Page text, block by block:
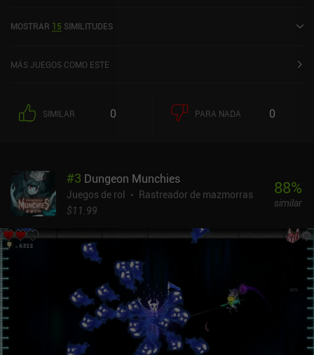
valoración de 4,5 sobre 5,0 en Google Play.
MOSTRAR 15 SIMILITUDES
MÁS JUEGOS COMO ESTE
SIMILAR 0 PARA NADA 0
#3 Dungeon Munchies
Juegos de rol
Rastreador de mazmorras
$11.99
88%
similar